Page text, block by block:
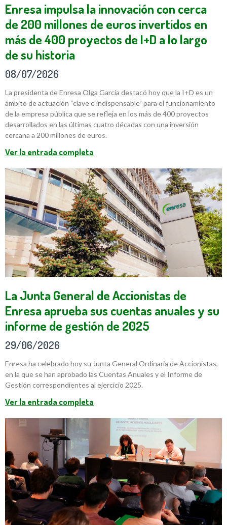
Enresa impulsa la innovación con cerca
de 200 millones de euros invertidos en
más de 400 proyectos de I+D a lo largo
de su historia
08/07/2026
La presidenta de Enresa Olga García destacó hoy que la I+D es un
ámbito de actuación “clave e indispensable” para el funcionamiento
de la empresa pública que se refleja en los más de 400 proyectos
desarrollados en las últimas cuatro décadas con una inversión
cercana a 200 millones de euros.
Ver la entrada completa
La Junta General de Accionistas de
Enresa aprueba sus cuentas anuales y su
informe de gestión de 2025
29/06/2026
Enresa ha celebrado hoy su Junta General Ordinaria de Accionistas,
en la que se han aprobado las Cuentas Anuales y el Informe de
Gestión correspondientes al ejercicio 2025.
Ver la entrada completa